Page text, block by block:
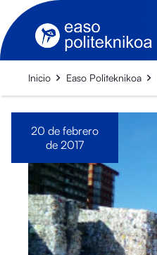
Inicio Easo Politeknikoa
20 de febrero
de 2017